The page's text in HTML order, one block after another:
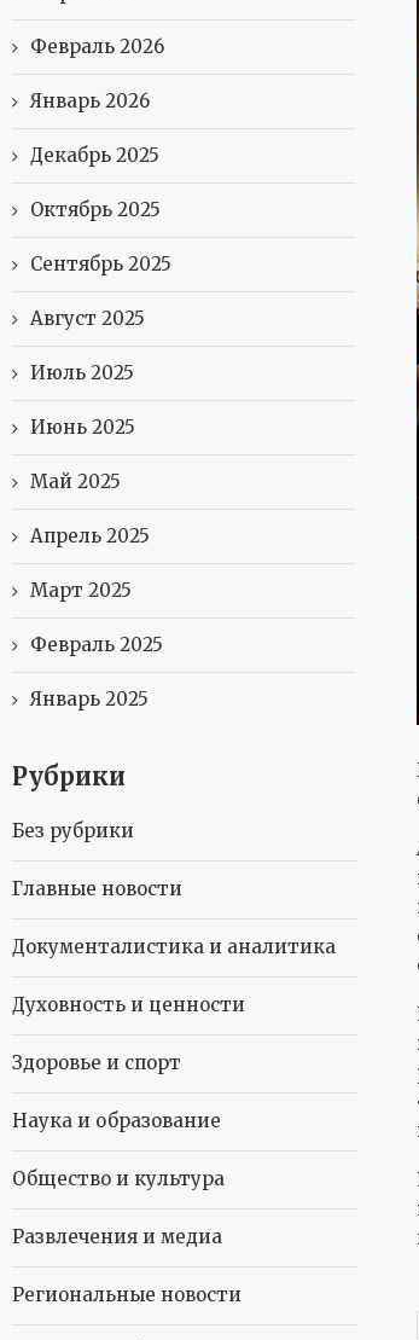
Февраль 2026
Январь 2026
Декабрь 2025
Октябрь 2025
Сентябрь 2025
Август 2025
Июль 2025
Июнь 2025
Май 2025
Апрель 2025
Март 2025
Февраль 2025
Январь 2025
Рубрики
Без рубрики
Главные новости
Документалистика и аналитика
Духовность и ценности
Здоровье и спорт
Наука и образование
Общество и культура
Развлечения и медиа
Региональные новости